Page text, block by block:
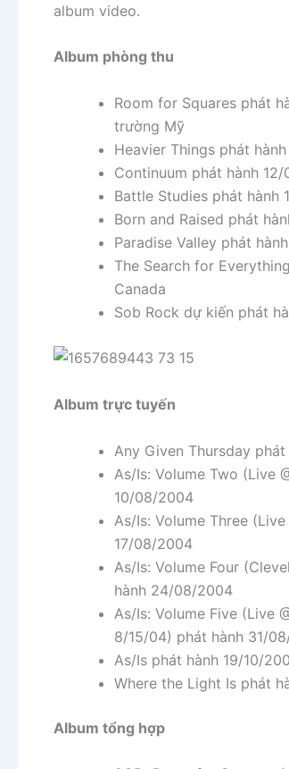
album video.
Album phòng thu
Room for Squares phát
trường Mỹ
Heavier Things phát
Continuum phát hành
Battle Studies phát hành
Born and Raised phát
Paradise Valley phát
The Search for
Canada
Sob Rock dự kiến phát
Album trực tuyến
Any Given Thursday
As/Is: Volume Two (Live
10/08/2004
As/Is: Volume Three
17/08/2004
As/Is: Volume Four
hành 24/08/2004
As/Is: Volume Five (Live
8/15/04) phát hành 31/
As/Is phát hành 19/10/
Where the Light Is phát
Album tổng hợp